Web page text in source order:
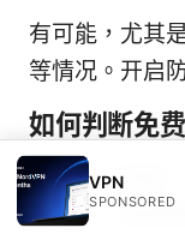
有可能，尤其
等情况。开启
如何判断免
通过多次测速
宽变化，选择
VPN
SPONSORED